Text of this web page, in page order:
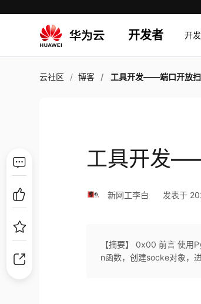
开发者 开发
云社区 博客 工具开发——端口开放
工具开发
新网工李白 发表于
【摘要】 0x00 前言 使用
n函数，创建socke对象，